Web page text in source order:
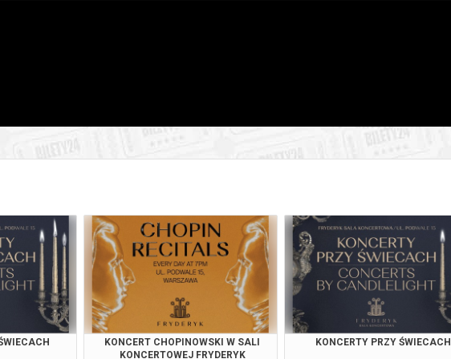
, g. 16:00 Fryderyk Concert Hall w Warszawie
, g. 19:00 (piątek) Fryderyk Concert Hall w Warszawie
, g. 20:55 (piątek) Fryderyk Concert Hall w Warszawie
, g. 14:30(sobota) Fryderyk Concert Hall w Warszawie
KONCERT CHOPINOWSKI W SALI
KONCERTOWEJ FRYDERYK
KONCERTY PRZY ŚWIECACH